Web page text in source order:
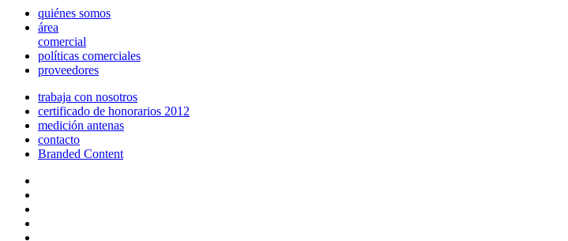
quiénes somos
área
comercial
políticas comerciales
proveedores
trabaja con nosotros
certificado de honorarios 2012
medición antenas
contacto
Branded Content